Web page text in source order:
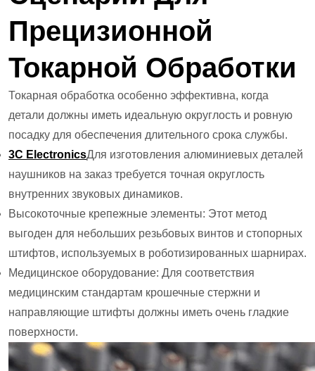
Прецизионной
Токарной Обработки
Токарная обработка особенно эффективна, когда
детали должны иметь идеальную округлость и ровную
посадку для обеспечения длительного срока службы.
3C ElectronicsДля изготовления алюминиевых деталей
наушников на заказ требуется точная округлость
внутренних звуковых динамиков.
Высокоточные крепежные элементы: Этот метод
выгоден для небольших резьбовых винтов и стопорных
штифтов, используемых в роботизированных шарнирах.
Медицинское оборудование: Для соответствия
медицинским стандартам крошечные стержни и
направляющие штифты должны иметь очень гладкие
поверхности.